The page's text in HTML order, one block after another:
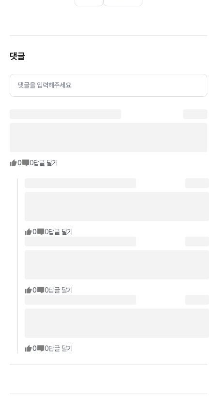
댓글
댓글을 입력해주세요.
0 0답글 달기
0 0답글 달기
0 0답글 달기
0 0답글 달기